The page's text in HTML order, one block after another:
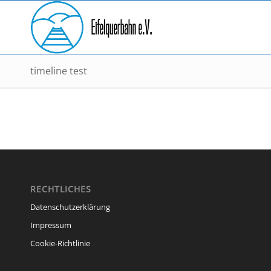
timeline test
RECHTLICHES
Datenschutzerklärung
Impressum
Cookie-Richtlinie